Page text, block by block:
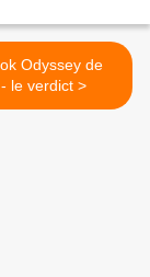
Odyssey de
Virgin - le verdict >